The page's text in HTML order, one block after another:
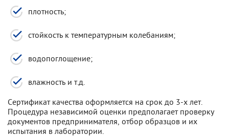
плотность;
стойкость к температурным колебаниям;
водопоглощение;
влажность и т.д.
Сертификат качества оформляется на срок до 3-х лет.
Процедура независимой оценки предполагает проверку
документов предпринимателя, отбор образцов и их
испытания в лаборатории.